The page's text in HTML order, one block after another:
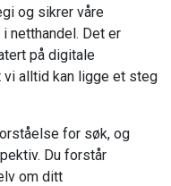
og sikrer våre
netthandel. Det er
på digitale
vi alltid kan ligge et steg
for søk, og
Du forstår
om ditt